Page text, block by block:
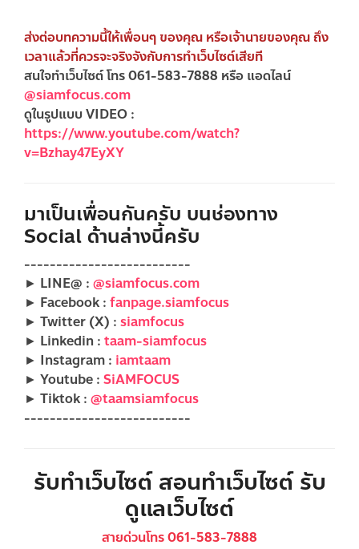
ส่งต่อบทความนี้ให้เพื่อนๆ ของคุณ หรือเจ้านายของคุณ ถึง
เวลาแล้วที่ควรจะจริงจังกับการทำเว็บไซต์เสียที
สนใจทำเว็บไซต์ โทร 061-583-7888 หรือ แอดไลน์
@siamfocus.com
ดูในรูปแบบ VIDEO :
https://www.youtube.com/watch?
v=Bzhay47EyXY
มาเป็นเพื่อนกันครับ บนช่องทาง
Social ด้านล่างนี้ครับ
--------------------------
► LINE@ : @siamfocus.com
► Facebook : fanpage.siamfocus
► Twitter (X) : siamfocus
► Linkedin : taam-siamfocus
► Instagram : iamtaam
► Youtube : SiAMFOCUS
► Tiktok : @taamsiamfocus
--------------------------
รับทำเว็บไซต์ สอนทำเว็บไซต์ รับ
ดูแลเว็บไซต์
สายด่วนโทร 061-583-7888